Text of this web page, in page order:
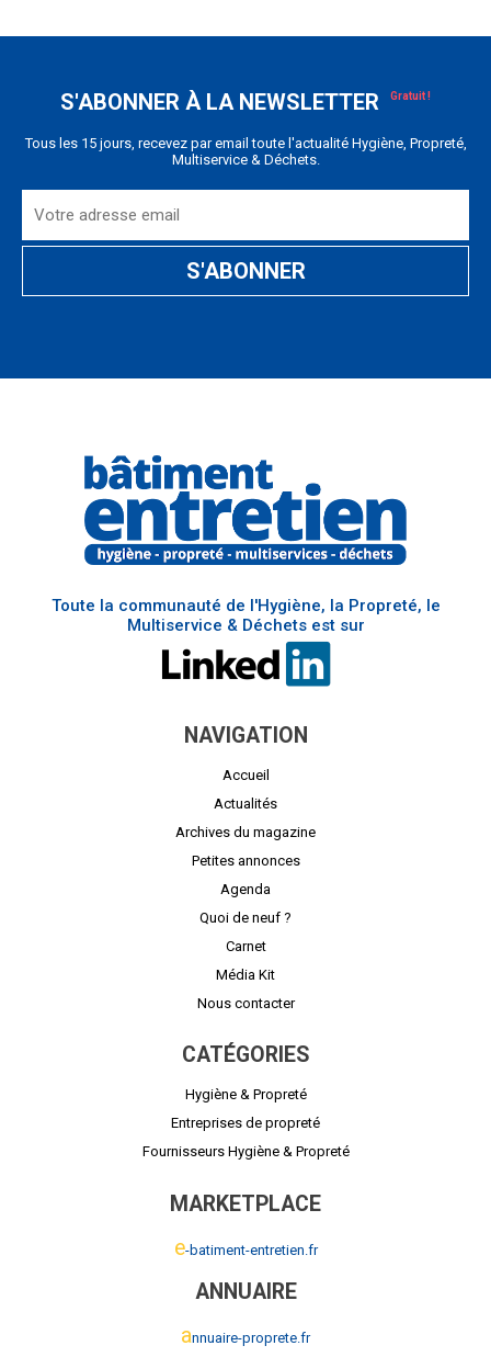
S'ABONNER À LA NEWSLETTER
Tous les 15 jours, recevez par email toute l'actualité Hygiène, Propreté,
Multiservice & Déchets.
Toute la communauté de l'Hygiène, la Propreté, le
Multiservice & Déchets est sur
NAVIGATION
Accueil
Actualités
Archives du magazine
Petites annonces
Agenda
Quoi de neuf ?
Carnet
Média Kit
Nous contacter
CATÉGORIES
Hygiène & Propreté
Entreprises de propreté
Fournisseurs Hygiène & Propreté
MARKETPLACE
e-batiment-entretien.fr
ANNUAIRE
annuaire-proprete.fr